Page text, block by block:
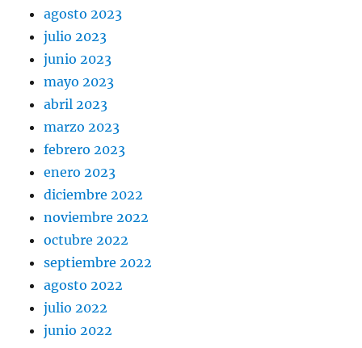
agosto 2023
julio 2023
junio 2023
mayo 2023
abril 2023
marzo 2023
febrero 2023
enero 2023
diciembre 2022
noviembre 2022
octubre 2022
septiembre 2022
agosto 2022
julio 2022
junio 2022